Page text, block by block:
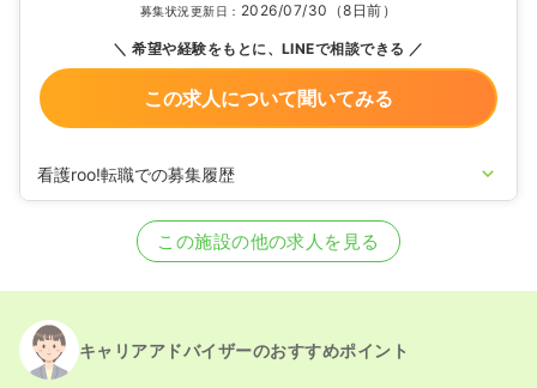
募集状況更新日： 2026/07/30（8日前）
希望や経験をもとに、LINEで相談できる
この求人について聞いてみる
看護roo!転職での募集履歴
この施設の他の求人を見る
キャリアアドバイザーのおすすめポイント